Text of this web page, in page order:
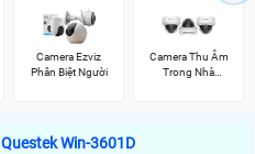
Camera Ezviz
Phân Biệt Người
Camera Thu Âm
Trong Nhà
Questek Win-3601D